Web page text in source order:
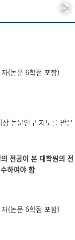
(논문 6학점 포함)
논문연구 지도를 받은
전공이 본 대학원의 전
하여야 함
(논문 6학점 포함)